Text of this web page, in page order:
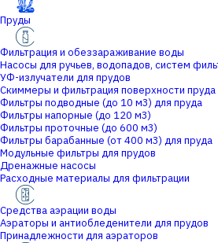
Пруды
Фильтрация и обеззараживание воды
Насосы для ручьев, водопадов, систем
УФ-излучатели для прудов
Скиммеры и фильтрация поверхности пруда
Фильтры подводные (до 10 м3) для пруда
Фильтры напорные (до 120 м3)
Фильтры проточные (до 600 м3)
Фильтры барабанные (от 400 м3) для пруда
Модульные фильтры для прудов
Дренажные насосы
Расходные материалы для фильтрации
Средства аэрации воды
Аэраторы и антиобледенители для прудов
Принадлежности для аэраторов